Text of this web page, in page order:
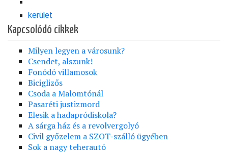
kerület
Kapcsolódó cikkek
Milyen legyen a városunk?
Csendet, alszunk!
Fonódó villamosok
Biciglizős
Csoda a Malomtónál
Pasaréti justizmord
Elesik a hadapródiskola?
A sárga ház és a revolvergolyó
Civil győzelem a SZOT-szálló ügyében
Sok a nagy teherautó